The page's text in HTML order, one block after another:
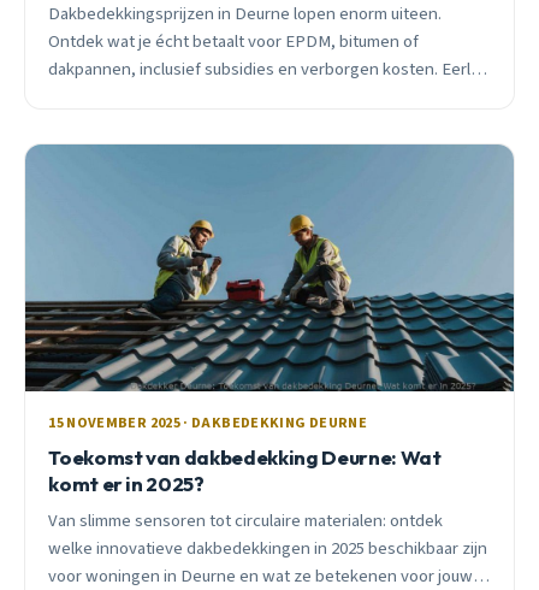
Dakbedekkingsprijzen in Deurne lopen enorm uiteen.
Ontdek wat je écht betaalt voor EPDM, bitumen of
dakpannen, inclusief subsidies en verborgen kosten. Eerlijk
15 NOVEMBER 2025 · DAKBEDEKKING DEURNE
Toekomst van dakbedekking Deurne: Wat
komt er in 2025?
Van slimme sensoren tot circulaire materialen: ontdek
welke innovatieve dakbedekkingen in 2025 beschikbaar zijn
voor woningen in Deurne en wat ze betekenen voor jouw